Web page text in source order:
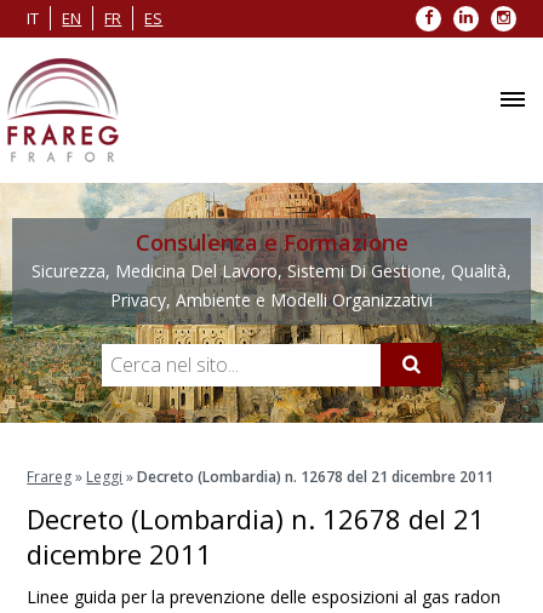
IT EN FR ES Facebook
LinkedIn
Consulenza e Formazione
Sicurezza, Medicina Del Lavoro, Sistemi Di Gestione, Qualità,
Privacy, Ambiente e Modelli Organizzativi
Frareg» Leggi »Decreto (Lombardia) n. 12678 del 21 dicembre 2011
Decreto (Lombardia) n. 12678 del 21
dicembre 2011
Linee guida per la prevenzione delle esposizioni al gas radon